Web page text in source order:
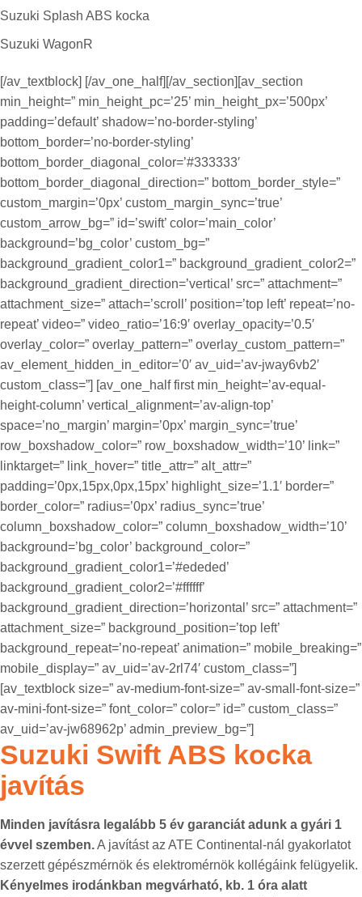
Suzuki Splash ABS kocka
Suzuki WagonR
[/av_textblock] [/av_one_half][/av_section][av_section
min_height=” min_height_pc=’25’ min_height_px=’500px’
padding=’default’ shadow=’no-border-styling’
bottom_border=’no-border-styling’
bottom_border_diagonal_color=’#333333′
bottom_border_diagonal_direction=” bottom_border_style=”
custom_margin=’0px’ custom_margin_sync=’true’
custom_arrow_bg=” id=’swift’ color=’main_color’
background=’bg_color’ custom_bg=”
background_gradient_color1=” background_gradient_color2=”
background_gradient_direction=’vertical’ src=” attachment=”
attachment_size=” attach=’scroll’ position=’top left’ repeat=’no-
repeat’ video=” video_ratio=’16:9′ overlay_opacity=’0.5′
overlay_color=” overlay_pattern=” overlay_custom_pattern=”
av_element_hidden_in_editor=’0′ av_uid=’av-jway6vb2′
custom_class=”] [av_one_half first min_height=’av-equal-
height-column’ vertical_alignment=’av-align-top’
space=’no_margin’ margin=’0px’ margin_sync=’true’
row_boxshadow_color=” row_boxshadow_width=’10’ link=”
linktarget=” link_hover=” title_attr=” alt_attr=”
padding=’0px,15px,0px,15px’ highlight_size=’1.1′ border=”
border_color=” radius=’0px’ radius_sync=’true’
column_boxshadow_color=” column_boxshadow_width=’10’
background=’bg_color’ background_color=”
background_gradient_color1=’#ededed’
background_gradient_color2=’#ffffff’
background_gradient_direction=’horizontal’ src=” attachment=”
attachment_size=” background_position=’top left’
background_repeat=’no-repeat’ animation=” mobile_breaking=”
mobile_display=” av_uid=’av-2rl74′ custom_class=”]
[av_textblock size=” av-medium-font-size=” av-small-font-size=”
av-mini-font-size=” font_color=” color=” id=” custom_class=”
av_uid=’av-jw68962p’ admin_preview_bg=”]
Suzuki Swift ABS kocka
javítás
Minden javításra legalább 5 év garanciát adunk a gyári 1
évvel szemben.A javítást az ATE Continental-nál gyakorlatot
szerzett gépészmérnök és elektromérnök kollégáink felügyelik.
Kényelmes irodánkban megvárható, kb. 1 óra alatt